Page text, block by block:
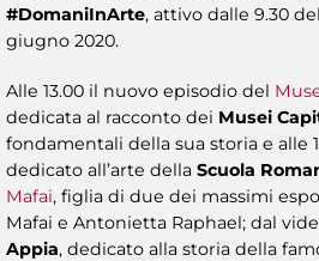
#DomaniInArte, attivo dalle 9.30
giugno 2020.
Alle 13.00 il nuovo episodio del
dedicata al racconto dei Musei
fondamentali della sua storia e alle
dedicato all’arte della Scuola
Mafai, figlia di due dei massimi
Mafai e Antonietta Raphael; dal
Appia, dedicato alla storia della